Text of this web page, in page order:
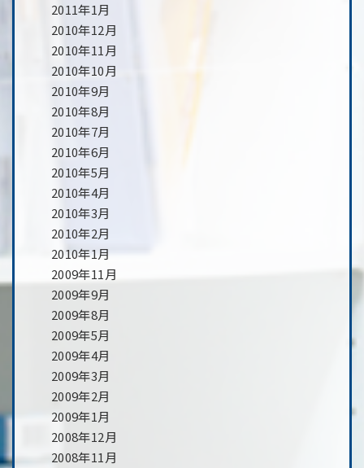
2011年1月
2010年12月
2010年11月
2010年10月
2010年9月
2010年8月
2010年7月
2010年6月
2010年5月
2010年4月
2010年3月
2010年2月
2010年1月
2009年11月
2009年9月
2009年8月
2009年5月
2009年4月
2009年3月
2009年2月
2009年1月
2008年12月
2008年11月